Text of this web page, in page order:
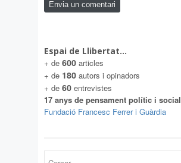
Espai de Llibertat…
+ de 600 articles
+ de 180 autors i opinadors
+ de 60 entrevistes
17 anys de pensament polític i social
Fundació Francesc Ferrer i Guàrdia